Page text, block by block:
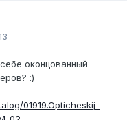
оконцованный
:)
01919.Opticheskij-